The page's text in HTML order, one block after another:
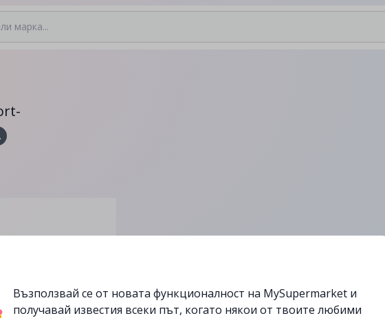
Възползвай се от новата функционалност на MySupermarket и
получавай известия всеки път, когато някои от твоите любими